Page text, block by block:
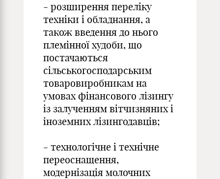
- розширення переліку
техніки і обладнання, а
також введення до нього
племінної худоби, що
постачаються
сільськогосподарським
товаровиробникам на
умовах фінансового лізингу
із залученням вітчизняних і
іноземних лізингодавців;
- технологічне і технічне
переоснащення,
модернізація молочних